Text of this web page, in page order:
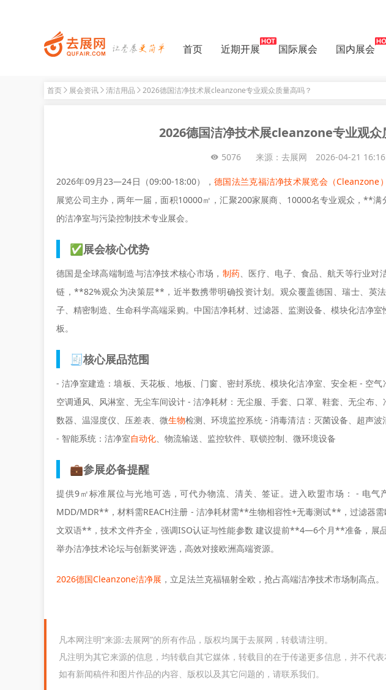
首页 近期开展 国际展会 国内展会
首页 展会资讯 清洁用品 2026德国洁净技术展cleanzone专业观众质量高吗？
2026德国洁净技术展cleanzone专业观众
5076 来源：去展网 2026-04-21
2026年09月23—24日（09:00-18:00），德国法兰克福洁净技术展览会（Cleanzone）
展览公司主办，两年一届，面积10000㎡，汇聚200家展商、10000名专业观众，**
的洁净室与污染控制技术专业展会。
✅展会核心优势
德国是全球高端制造与洁净技术核心市场， 制药、医疗、电子、食品、航天等行业对
链，**82%观众为决策层**，近半数携带明确投资计划。观众覆盖德国、瑞士、英
子、精密制造、生命科学高端采购。中国洁净耗材、过滤器、监测设备、模块化洁净
板。
🧾核心展品范围
- 洁净室建造：墙板、天花板、地板、门窗、密封系统、模块化洁净室、安全柜 - 空气
空调通风、风淋室、无尘车间设计 - 洁净耗材：无尘服、手套、口罩、鞋套、无尘布
数器、温湿度仪、压差表、微生物检测、环境监控系统 - 消毒清洁：灭菌设备、超声
- 智能系统：洁净室自动化、物流输送、监控软件、联锁控制、微环境设备
💼参展必备提醒
提供9㎡标准展位与光地可选，可代办物流、清关、签证。进入欧盟市场： - 电气
MDD/MDR**，材料需REACH注册 - 洁净耗材需**生物相容性+无毒测试**，过滤器
文双语**，技术文件齐全，强调ISO认证与性能参数 建议提前**4—6个月**准备，展
举办洁净技术论坛与创新奖评选，高效对接欧洲高端资源。
2026德国Cleanzone洁净展 ，立足法兰克福辐射全欧，抢占高端洁净技术市场制高点。
凡本网注明“来源:去展网”的所有作品，版权均属于去展网，转载请注明。
凡注明为其它来源的信息，均转载自其它媒体，转载目的在于传递更多信息，并不代表
如有新闻稿件和图片作品的内容、版权以及其它问题的，请联系我们。